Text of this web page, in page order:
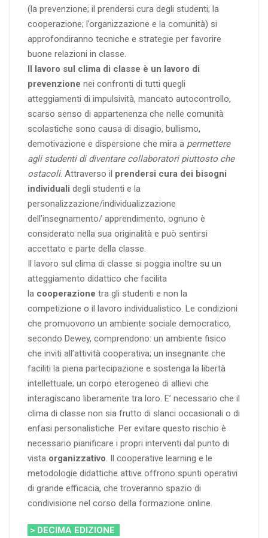
(la prevenzione; il prendersi cura degli studenti; la
cooperazione; l’organizzazione e la comunità) si
approfondiranno tecniche e strategie per favorire
buone relazioni in classe.
Il lavoro sul clima di classe è un lavoro di
prevenzione nei confronti di tutti quegli
atteggiamenti di impulsività, mancato autocontrollo,
scarso senso di appartenenza che nelle comunità
scolastiche sono causa di disagio, bullismo,
demotivazione e dispersione che mira a permettere
agli studenti di diventare collaboratori piuttosto che
ostacoli. Attraverso il prendersi cura dei bisogni
individuali degli studenti e la
personalizzazione/individualizzazione
dell’insegnamento/ apprendimento, ognuno è
considerato nella sua originalità e può sentirsi
accettato e parte della classe.
Il lavoro sul clima di classe si poggia inoltre su un
atteggiamento didattico che facilita
la cooperazione tra gli studenti e non la
competizione o il lavoro individualistico. Le condizioni
che promuovono un ambiente sociale democratico,
secondo Dewey, comprendono: un ambiente fisico
che inviti all’attività cooperativa; un insegnante che
faciliti la piena partecipazione e sostenga la libertà
intellettuale; un corpo eterogeneo di allievi che
interagiscano liberamente tra loro. E’ necessario che il
clima di classe non sia frutto di slanci occasionali o di
enfasi personalistiche. Per evitare questo rischio è
necessario pianificare i propri interventi dal punto di
vista organizzativo. Il cooperative learning e le
metodologie didattiche attive offrono spunti operativi
di grande efficacia, che troveranno spazio di
condivisione nel corso della formazione online.
> DECIMA EDIZIONE